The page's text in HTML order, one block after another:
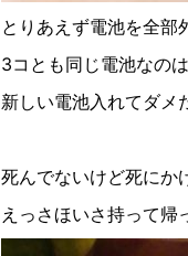
とりあえず電池を全部
3コとも同じ電池なの
新しい電池入れてダメ
死んでないけど死にか
えっさほいさ持って帰